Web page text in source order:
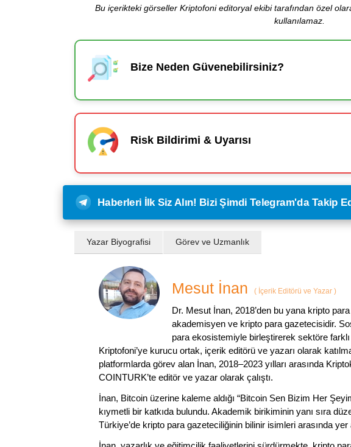
Bu içerikteki görseller Kriptofoni editoryal ekibi tarafından özel
kullanılamaz.
Bize Neden Güvenebilirsiniz?
Risk Bildirimi & Uyarısı
Haberleri İlk Siz Alın! Bizi Şimdi Telegram'da Takip
Yazar Biyografisi Görev ve Uzmanlık
Mesut İnan ( İçerik Editörü ve Yazar )
Dr. Mesut İnan, 2018’den bu yana kripto
akademisyen ve kripto para gazetecisidir.
para ekosistemiyle birleştirerek sektöre
Kriptofoni’ye kurucu ortak, içerik editörü ve yazarı olarak
platformlarda görev alan İnan, 2018–2023 yılları arasında
COINTURK’te editör ve yazar olarak çalıştı.
İnan, Bitcoin üzerine kaleme aldığı “Bitcoin Sen Bizim Her
kıymetli bir katkıda bulundu. Akademik birikiminin yanı sıra
Türkiye’de kripto para gazeteciliğinin bilinir isimleri arasında yer